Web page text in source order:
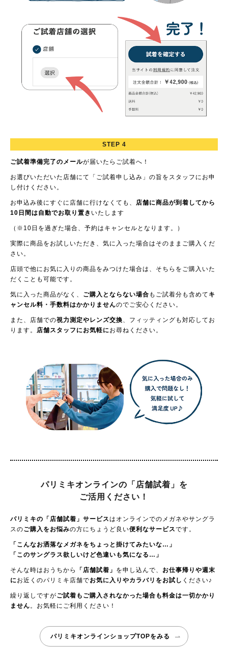
STEP 4
ご試着準備完了のメールが届いたらご試着へ！
お選びいただいた店舗にて「ご試着申し込み」の旨をスタッフにお申
し付けください。
お申込み後にすぐに店舗に行けなくても、 店舗に商品が到着してから
10日間は自動でお取り置き いたします
（※10日を過ぎた場合、予約はキャンセルとなります。）
実際に商品をお試しいただき、気に入った場合はそのままご購入くだ
さい。
店頭で他にお気に入りの商品をみつけた場合は、そちらをご購入いた
だくことも可能です。
気に入った商品がなく、 ご購入とならない場合 もご試着分も含めて キ
ャンセル料・手数料はかかりませんのでご安心ください。
また、店舗での視力測定やレンズ交換 、フィッティングも対応してお
ります。 店舗スタッフにお気軽に お尋ねください。
パリミキオンラインの「店舗試着」を
ご活用ください！
パリミキの「店舗試着」サービスはオンラインでのメガネやサングラ
スのご購入をお悩みの方にちょうど良い便利なサービスです。
「こんなお洒落なメガネをちょっと掛けてみたいな…」
「このサングラス欲しいけど色違いも気になる…」
そんな時はおうちから 「店舗試着」 を申し込んで、 お仕事帰りや週末
にお近くのパリミキ店舗でお気に入りやカラバリをお試し ください♪
繰り返しですがご試着もご購入されなかった場合も料金は一切かかり
ません。お気軽にご利用ください！
パリミキオンラインショップTOPをみる